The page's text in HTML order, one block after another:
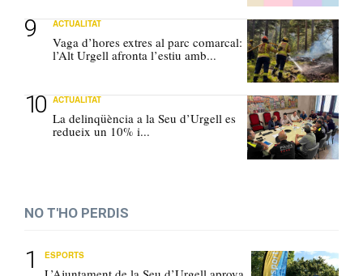
ACTUALITAT
Vaga d’hores extres al parc comarcal:
l’Alt Urgell afronta l’estiu amb...
ACTUALITAT
La delinqüència a la Seu d’Urgell es
redueix un 10% i...
NO T'HO PERDIS
ESPORTS